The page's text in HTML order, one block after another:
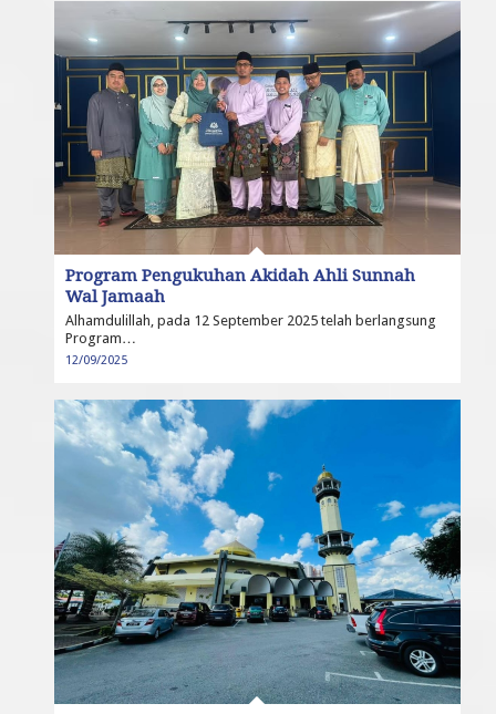
Program Pengukuhan Akidah Ahli Sunnah
Wal Jamaah
Alhamdulillah, pada 12 September 2025 telah berlangsung
Program…
12/09/2025